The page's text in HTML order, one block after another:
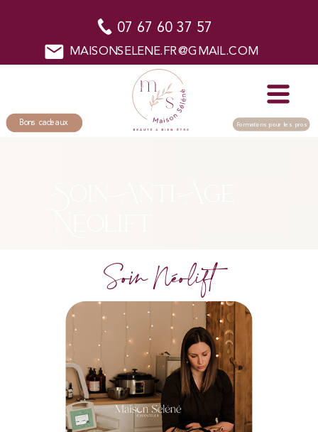
07 67 60 37 57
MAISONSELENE.FR@GMAIL.COM
Formations pour les pros
Bons cadeaux
Soin Néolift